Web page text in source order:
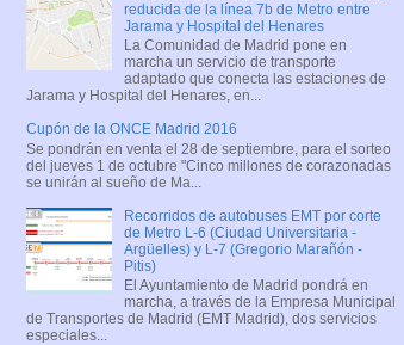
reducida de la línea 7b de Metro entre
Jarama y Hospital del Henares
La Comunidad de Madrid pone en
marcha un servicio de transporte
adaptado que conecta las estaciones de
Jarama y Hospital del Henares, en...
Cupón de la ONCE Madrid 2016
Se pondrán en venta el 28 de septiembre, para el sorteo
del jueves 1 de octubre "Cinco millones de corazonadas
se unirán al sueño de Ma...
Recorridos de autobuses EMT por corte
de Metro L-6 (Ciudad Universitaria -
Argüelles) y L-7 (Gregorio Marañón -
Pitis)
El Ayuntamiento de Madrid pondrá en
marcha, a través de la Empresa Municipal
de Transportes de Madrid (EMT Madrid), dos servicios
especiales...